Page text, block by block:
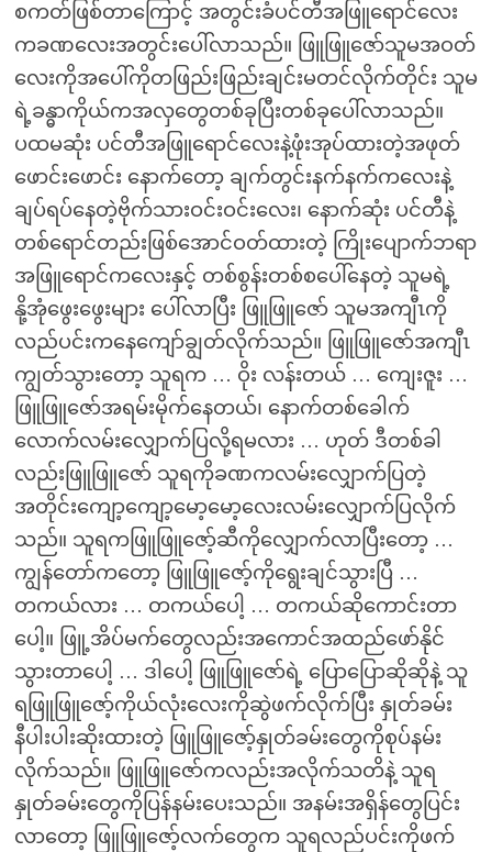
စကတ်ဖြစ်တာကြောင့် အတွင်းခံပင်တီအဖြူရောင်လေး
ကခဏလေးအတွင်းပေါ်လာသည်။ ဖြူဖြူဇော်သူမအဝတ်
လေးကိုအပေါ်ကိုတဖြည်းဖြည်းချင်းမတင်လိုက်တိုင်း သူမ
ရဲ့ခန္ဓာကိုယ်ကအလှတွေတစ်ခုပြီးတစ်ခုပေါ်လာသည်။
ပထမဆုံး ပင်တီအဖြူရောင်လေးနဲ့ဖုံးအုပ်ထားတဲ့အဖုတ်
ဖောင်းဖောင်း နောက်တော့ ချက်တွင်းနက်နက်ကလေးနဲ့
ချပ်ရပ်နေတဲ့ဗိုက်သားဝင်းဝင်းလေး၊ နောက်ဆုံး ပင်တီနဲ့
တစ်ရောင်တည်းဖြစ်အောင်ဝတ်ထားတဲ့ ကြိုးပျောက်ဘရာ
အဖြူရောင်ကလေးနှင့် တစ်စွန်းတစ်စပေါ်နေတဲ့ သူမရဲ့
နို့အုံဖွေးဖွေးများ ပေါ်လာပြီး ဖြူဖြူဇော် သူမအကျီၤကို
လည်ပင်းကနေကျော်ချွတ်လိုက်သည်။ ဖြူဖြူဇော်အကျီၤ
ကျွတ်သွားတော့ သူရက … ဝိုး လန်းတယ် … ကျေးဇူး …
ဖြူဖြူဇော်အရမ်းမိုက်နေတယ်၊ နောက်တစ်ခေါက်
လောက်လမ်းလျှောက်ပြလို့ရမလား … ဟုတ် ဒီတစ်ခါ
လည်းဖြူဖြူဇော် သူရကိုခဏကလမ်းလျှောက်ပြတဲ့
အတိုင်းကျော့ကျော့မော့မော့လေးလမ်းလျှောက်ပြလိုက်
သည်။ သူရကဖြူဖြူဇော့်ဆီကိုလျှောက်လာပြီးတော့ …
ကျွန်တော်ကတော့ ဖြူဖြူဇော့်ကိုရွေးချင်သွားပြီ …
တကယ်လား … တကယ်ပေါ့ … တကယ်ဆိုကောင်းတာ
ပေါ့။ ဖြူ့အိပ်မက်တွေလည်းအကောင်အထည်ဖော်နိုင်
သွားတာပေါ့ … ဒါပေါ့ ဖြူဖြူဇော်ရဲ့ ပြောပြောဆိုဆိုနဲ့ သူ
ရဖြူဖြူဇော့်ကိုယ်လုံးလေးကိုဆွဲဖက်လိုက်ပြီး နှုတ်ခမ်း
နီပါးပါးဆိုးထားတဲ့ ဖြူဖြူဇော့်နှုတ်ခမ်းတွေကိုစုပ်နမ်း
လိုက်သည်။ ဖြူဖြူဇော်ကလည်းအလိုက်သတိနဲ့ သူရ
နှုတ်ခမ်းတွေကိုပြန်နမ်းပေးသည်။ အနမ်းအရှိန်တွေပြင်း
လာတော့ ဖြူဖြူဇော့်လက်တွေက သူရလည်ပင်းကိုဖက်